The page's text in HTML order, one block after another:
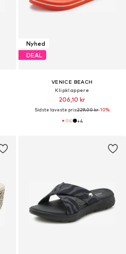
Nyhed
DEAL
VENICE BEACH
Klipklappere
206,10 kr
Sidste laveste pris:229,00 kr-10%
+4